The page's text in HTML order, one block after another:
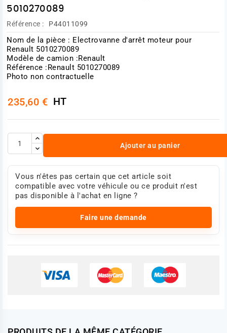
5010270089
Référence : P44011099
Nom de la pièce : Electrovanne d'arrêt moteur pour
Renault 5010270089
Modèle de camion :Renault
Référence :Renault 5010270089
Photo non contractuelle
235,60 € HT
Ajouter au panier
Vous n'êtes pas certain que cet article soit
compatible avec votre véhicule ou ce produit n'est
pas disponible à l'achat en ligne ?
Faire une demande